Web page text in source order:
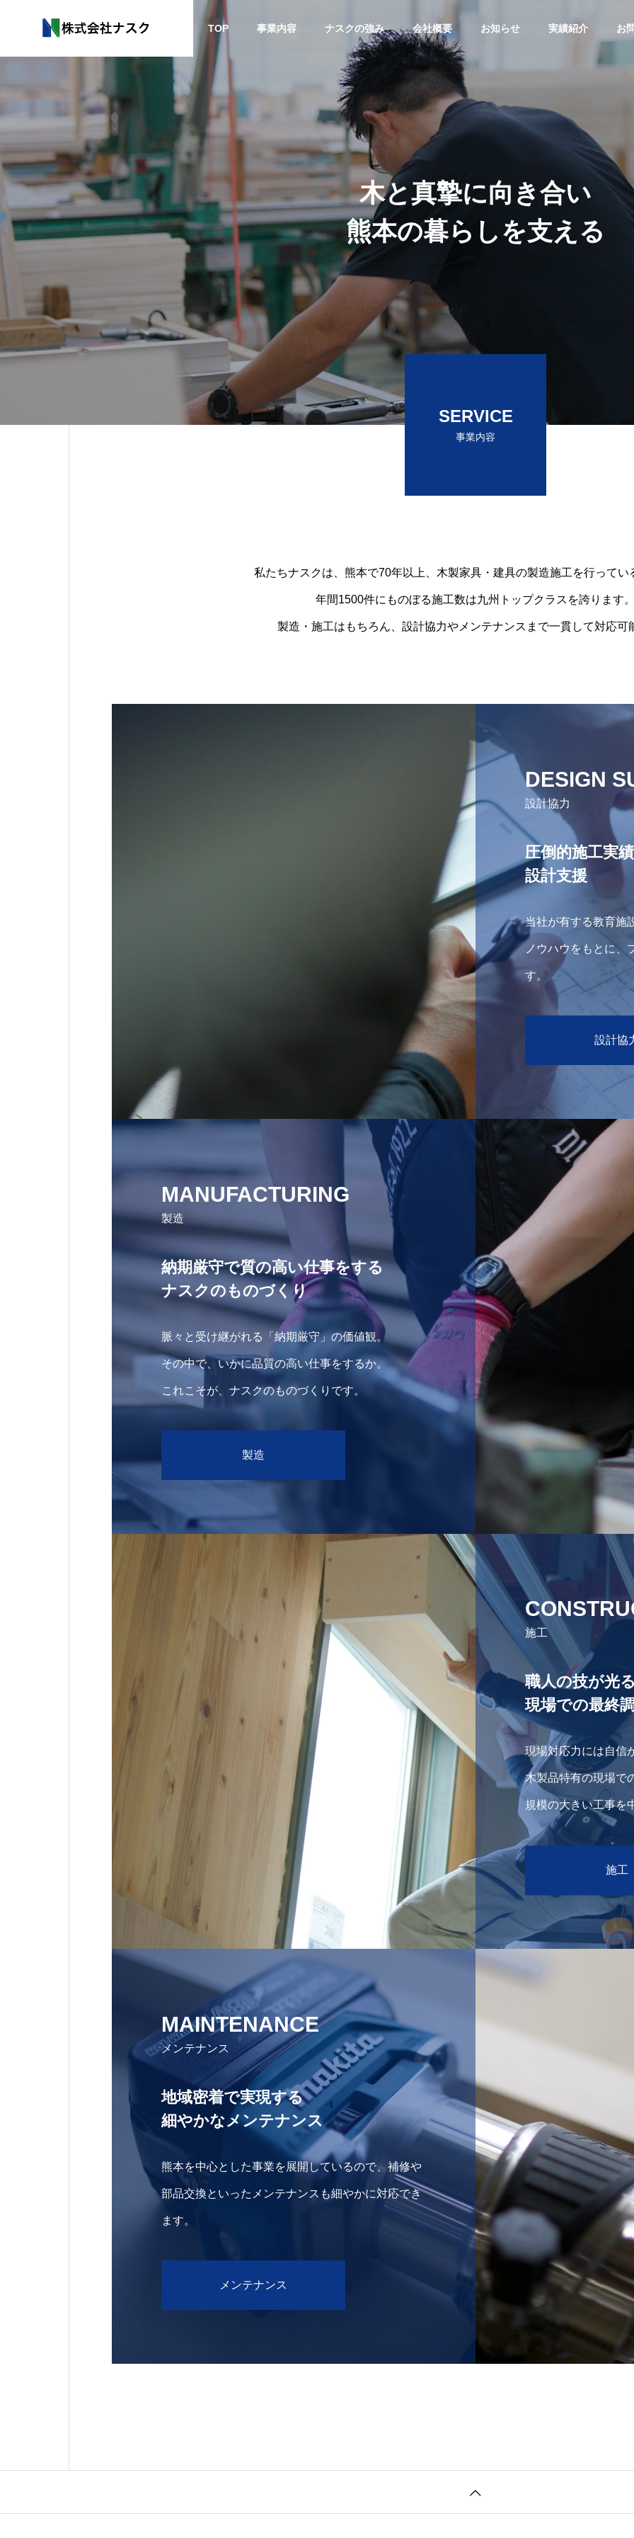
木でつ
TOP 事業内容 ナスクの強み 会社概要 お知らせ 実績紹介 お
SERVICE
DESIGN SUPPOR
T
設計協力
G
COMPANY
GREETING
ごあいさつ
PHILOSOPHY
HISTORY ACCESS
WORKS
実績紹介
教育施設
木と真摯に向き合い
熊本の暮らしを支える
SERVICE
事業内容
私たちナスクは、熊本で70年以上、木製家具・建具の製造施工を行ってい
年間1500件にものぼる施工数は九州トップクラスを誇ります
製造・施工はもちろん、設計協力やメンテナンスまで一貫して対応可
DESIGN
設計協力
圧倒的施工実
設計支援
当社が有する教育施
ノウハウをもとに、
す。
設計協
MANUFACTURING
製造
納期厳守で質の高い仕事をする
ナスクのものづくり
脈々と受け継がれる「納期厳守」の価値観。
その中で、いかに品質の高い仕事をするか。
これこそが、ナスクのものづくりです。
製造
施工
職人の技が光
現場での最終
現場対応力には自信
木製品特有の現場で
規模の大きい工事を
クだからこそ、あら
施工
MAINTENANCE
メンテナンス
地域密着で実現する
細やかなメンテナンス
熊本を中心とした事業を展開しているので、補修や
部品交換といったメンテナンスも細やかに対応でき
ます。
メンテナンス